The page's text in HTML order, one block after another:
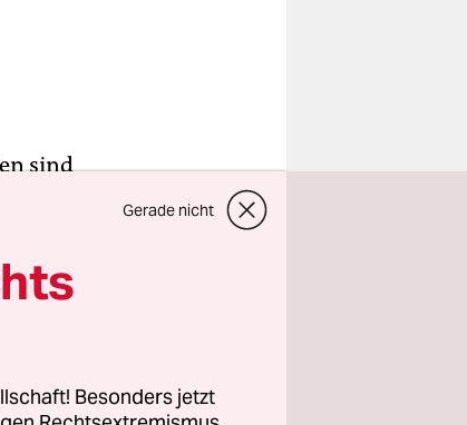
sind
Ort
die
auf
Gerade nicht
Besonders jetzt